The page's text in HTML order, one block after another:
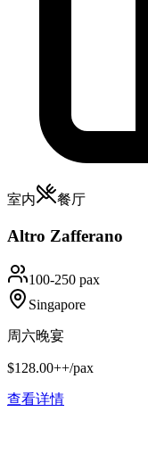
室内 餐厅
Altro Zafferano
100-250 pax
Singapore
周六晚宴
$128.00++/pax
查看详情